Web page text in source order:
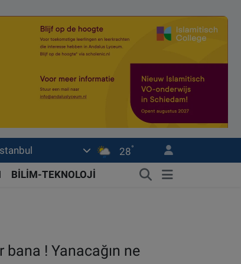
28°
BİLİM-TEKNOLOJİ
! Yanacağın ne